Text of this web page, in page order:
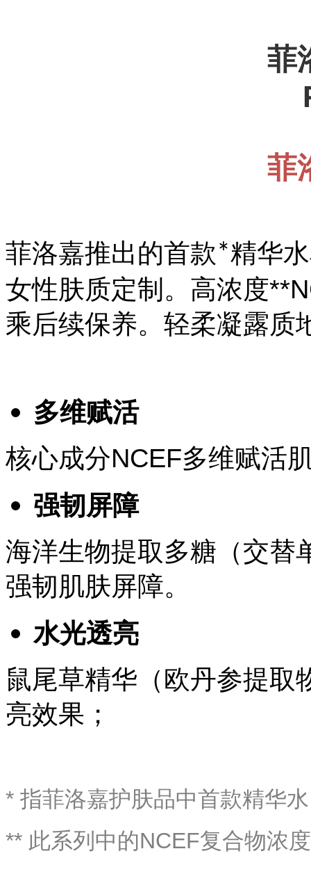
菲
菲
菲洛嘉推出的首款*精华
女性肤质定制。高浓度**
乘后续保养。轻柔凝露质
多维赋活
核心成分NCEF多维赋活
强韧屏障
海洋生物提取多糖（交替
强韧肌肤屏障。
水光透亮
鼠尾草精华（欧丹参提取
亮效果；
* 指菲洛嘉护肤品中首款精华水
** 此系列中的NCEF复合物浓